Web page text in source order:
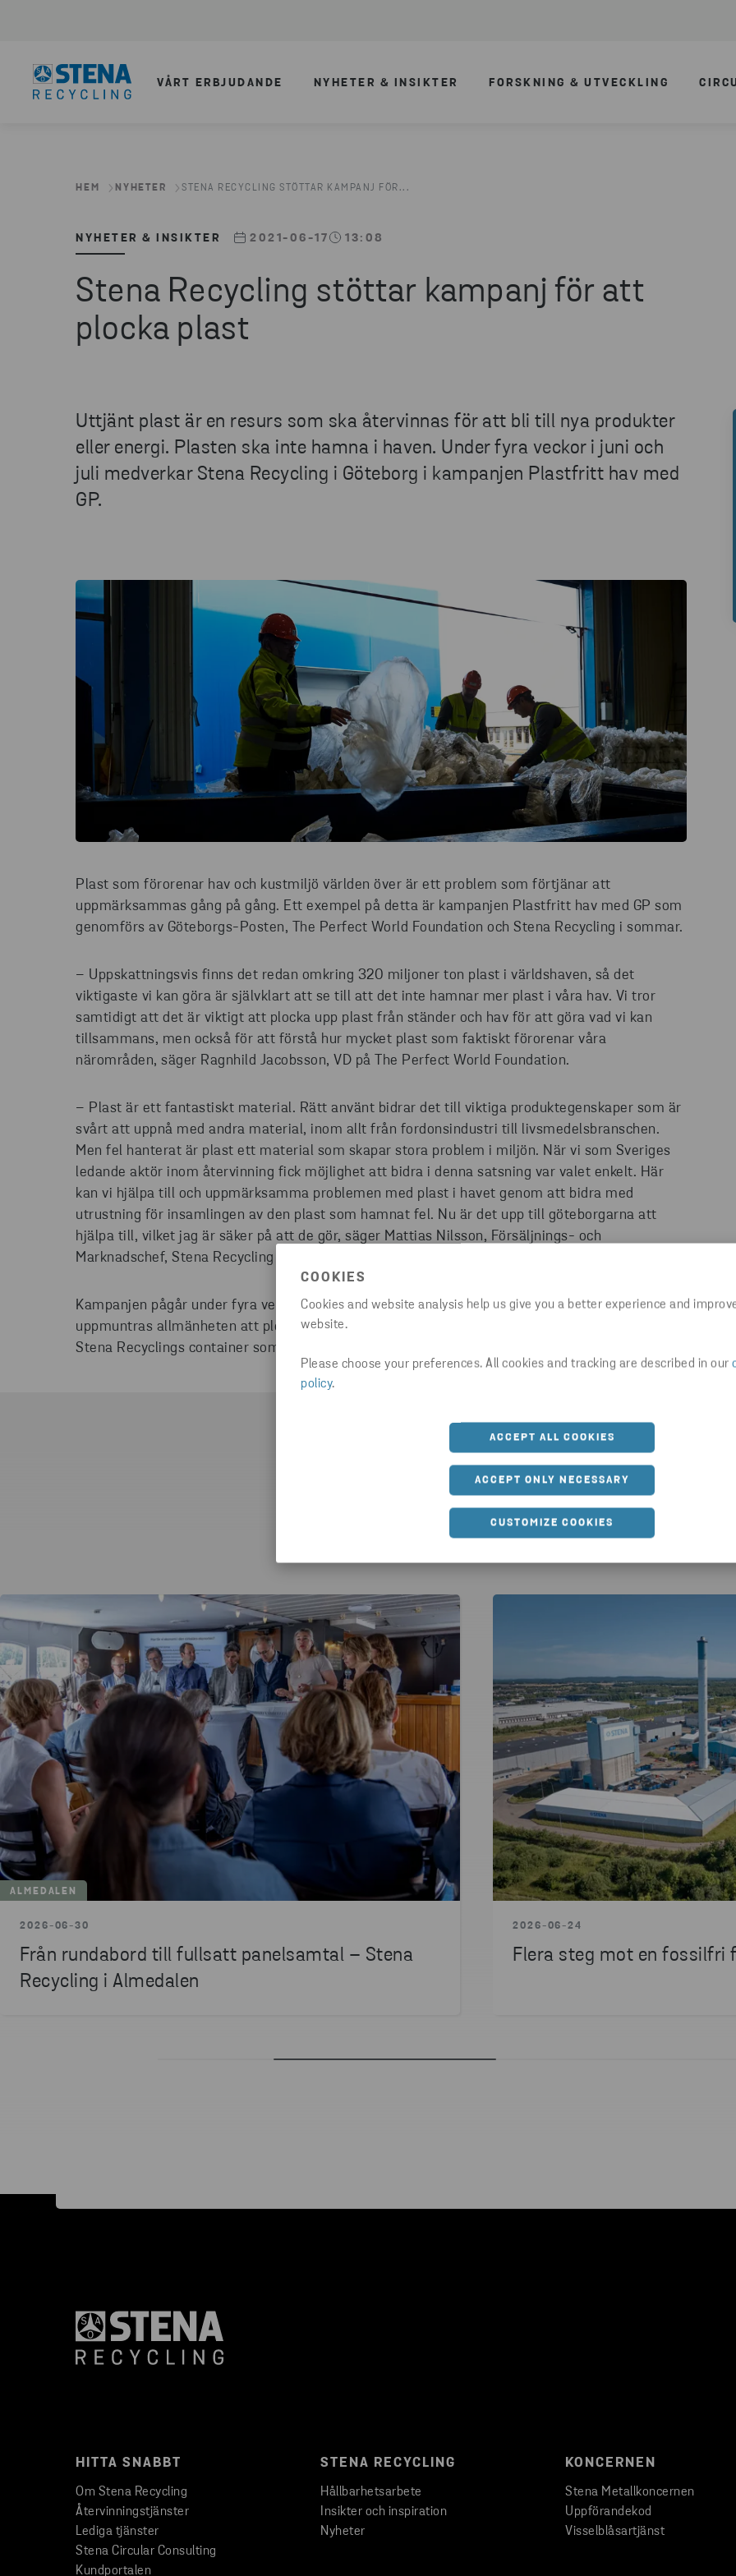
COOKIES
Cookies and website analysis help us give you a better experience and
website.
Please choose your preferences. All cookies and tracking are described in our
policy.
ACCEPT ALL COOKIES
ACCEPT ONLY NECESSARY
CUSTOMIZE COOKIES
VÅRT ERBJUDANDE NYHETER & INSIKTER FORSKNING & UTVECKLING
HEM NYHETER STENA RECYCLING STÖTTAR KAMPANJ FÖR...
NYHETER & INSIKTER 2021-06-17 13:08
Stena Recycling stöttar kampanj för att
plocka plast
Uttjänt plast är en resurs som ska återvinnas för att bli till nya produkter
eller energi. Plasten ska inte hamna i haven. Under fyra veckor i juni och
juli medverkar Stena Recycling i Göteborg i kampanjen Plastfritt hav med
GP.
Plast som förorenar hav och kustmiljö världen över är ett problem som förtjänar att
uppmärksammas gång på gång. Ett exempel på detta är kampanjen Plastfritt hav med GP som
genomförs av Göteborgs-Posten, The Perfect World Foundation och Stena Recycling i sommar.
– Uppskattningsvis finns det redan omkring 320 miljoner ton plast i världshaven, så det
viktigaste vi kan göra är självklart att se till att det inte hamnar mer plast i våra hav. Vi tror
samtidigt att det är viktigt att plocka upp plast från ständer och hav för att göra vad vi kan
tillsammans, men också för att förstå hur mycket plast som faktiskt förorenar våra
närområden, säger Ragnhild Jacobsson, VD på The Perfect World Foundation.
– Plast är ett fantastiskt material. Rätt använt bidrar det till viktiga produktegenskaper som är
svårt att uppnå med andra material, inom allt från fordonsindustri till livsmedelsbranschen.
Men fel hanterat är plast ett material som skapar stora problem i miljön. När vi som Sveriges
ledande aktör inom återvinning fick möjlighet att bidra i denna satsning var valet enkelt. Här
kan vi hjälpa till och uppmärksamma problemen med plast i havet genom att bidra med
utrustning för insamlingen av den plast som hamnat fel. Nu är det upp till göteborgarna att
hjälpa till, vilket jag är säker på att de gör, säger Mattias Nilsson, Försäljnings- och
Marknadschef, Stena Recycling Sverige.
Kampanjen pågår under fyra veckor. Via annonser i sociala medier och Göteborgs-Posten
uppmuntras allmänheten att plocka plast längs vattnet och slänga på rätt ställe, till exempel i
Stena Recyclings container som placeras ut på fyra olika ställen.
Senaste nyheter
ALMEDALEN
2026-06-30
Från rundabord till fullsatt panelsamtal – Stena
Recycling i Almedalen
2026-06-24
Flera steg mot en fossilfri
HITTA SNABBT
Om Stena Recycling
Återvinningstjänster
Lediga tjänster
Stena Circular Consulting
Kundportalen
STENA RECYCLING
Hållbarhetsarbete
Insikter och inspiration
Nyheter
KONCERNEN
Stena Metallkoncernen
Uppförandekod
Visselblåsartjänst